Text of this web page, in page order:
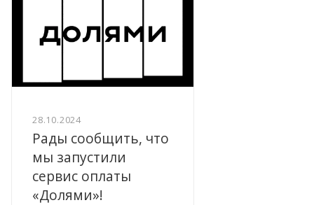
28.10.2024
Рады сообщить, что
мы запустили
сервис оплаты
«Долями»!